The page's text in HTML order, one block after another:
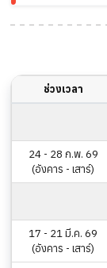
ช่วงเวลา
24 - 28 ก.พ. 69
(อังคาร - เสาร์)
17 - 21 มี.ค. 69
(อังคาร - เสาร์)